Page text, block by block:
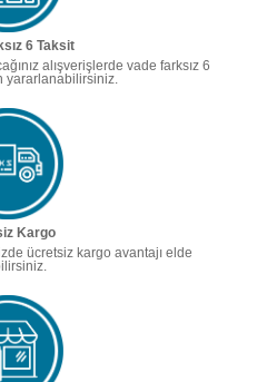
6 Taksit
alışverişlerde vade farksız 6
yararlanabilirsiniz.
Kargo
ücretsiz kargo avantajı elde